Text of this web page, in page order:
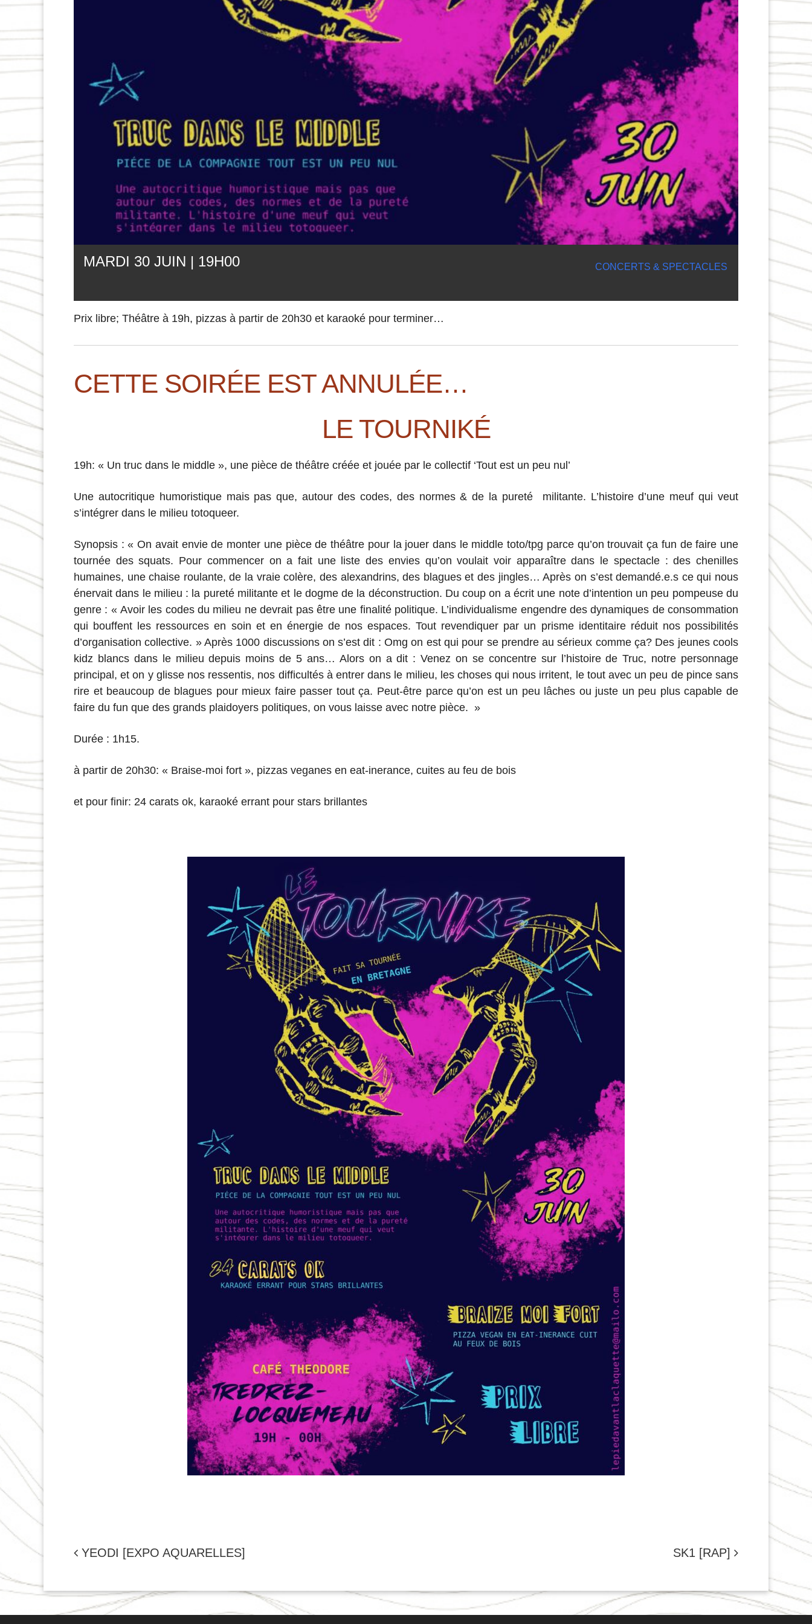
MARDI 30 JUIN | 19H00 CONCERTS & SPECTACLES
Prix libre; Théâtre à 19h, pizzas à partir de 20h30 et karaoké pour terminer…
CETTE SOIRÉE EST ANNULÉE…
LE TOURNIKÉ
19h: « Un truc dans le middle », une pièce de théâtre créée et jouée par le collectif ‘Tout est un peu nul’
Une autocritique humoristique mais pas que, autour des codes, des normes & de la pureté militante. L’histoire d’une meuf qui veut
s’intégrer dans le milieu totoqueer.
Synopsis : « On avait envie de monter une pièce de théâtre pour la jouer dans le middle toto/tpg parce qu’on trouvait ça fun de faire une
tournée des squats. Pour commencer on a fait une liste des envies qu’on voulait voir apparaître dans le spectacle : des chenilles
humaines, une chaise roulante, de la vraie colère, des alexandrins, des blagues et des jingles… Après on s’est demandé.e.s ce qui nous
énervait dans le milieu : la pureté militante et le dogme de la déconstruction. Du coup on a écrit une note d’intention un peu pompeuse du
genre : « Avoir les codes du milieu ne devrait pas être une finalité politique. L’individualisme engendre des dynamiques de consommation
qui bouffent les ressources en soin et en énergie de nos espaces. Tout revendiquer par un prisme identitaire réduit nos possibilités
d’organisation collective. » Après 1000 discussions on s’est dit : Omg on est qui pour se prendre au sérieux comme ça? Des jeunes cools
kidz blancs dans le milieu depuis moins de 5 ans… Alors on a dit : Venez on se concentre sur l’histoire de Truc, notre personnage
principal, et on y glisse nos ressentis, nos difficultés à entrer dans le milieu, les choses qui nous irritent, le tout avec un peu de pince sans
rire et beaucoup de blagues pour mieux faire passer tout ça. Peut-être parce qu’on est un peu lâches ou juste un peu plus capable de
faire du fun que des grands plaidoyers politiques, on vous laisse avec notre pièce. »
Durée : 1h15.
à partir de 20h30: « Braise-moi fort », pizzas veganes en eat-inerance, cuites au feu de bois
et pour finir: 24 carats ok, karaoké errant pour stars brillantes
NAVIGATION
L'ARTICLE
YEODI [EXPO AQUARELLES] SK1 [RAP]